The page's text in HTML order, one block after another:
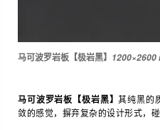
马可波罗岩板【极岩黑】 1200×2600
马可波罗岩板【极岩黑】其纯黑的
敛的感觉，摒弃复杂的设计形式，